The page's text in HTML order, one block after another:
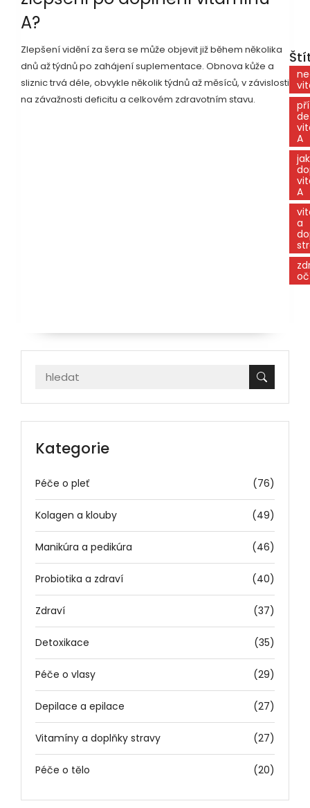
A?
Zlepšení vidění za šera se může objevit již během několika
dnů až týdnů po zahájení suplementace. Obnova kůže a
sliznic trvá déle, obvykle několik týdnů až měsíců, v závislosti
na závažnosti deficitu a celkovém zdravotním stavu.
A
jak
A
a
Kategorie
Péče o pleť (76)
Kolagen a klouby (49)
Manikúra a pedikúra (46)
Probiotika a zdraví (40)
Zdraví (37)
Detoxikace (35)
Péče o vlasy (29)
Depilace a epilace (27)
Vitamíny a doplňky stravy (27)
Péče o tělo (20)